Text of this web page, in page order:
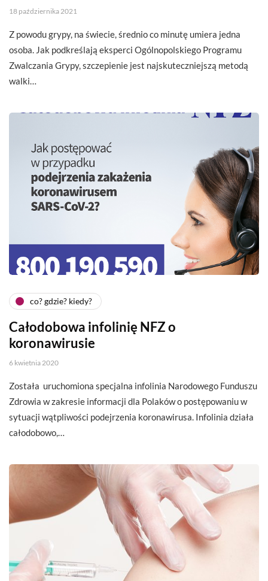
18 października 2021
Z powodu grypy, na świecie, średnio co minutę umiera jedna
osoba. Jak podkreślają eksperci Ogólnopolskiego Programu
Zwalczania Grypy, szczepienie jest najskuteczniejszą metodą
walki…
co? gdzie? kiedy?
Całodobowa infolinię NFZ o
koronawirusie
6 kwietnia 2020
Została uruchomiona specjalna infolinia Narodowego Funduszu
Zdrowia w zakresie informacji dla Polaków o postępowaniu w
sytuacji wątpliwości podejrzenia koronawirusa. Infolinia działa
całodobowo,…